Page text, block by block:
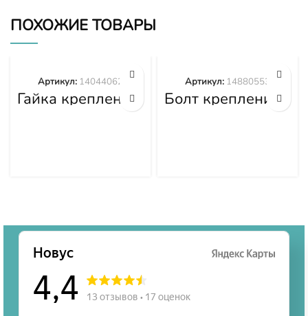
ПОХОЖИЕ ТОВАРЫ
Гайка крепления
башмака
Артикул: 14044062
Болт крепления
башмака
Артикул: 14880553